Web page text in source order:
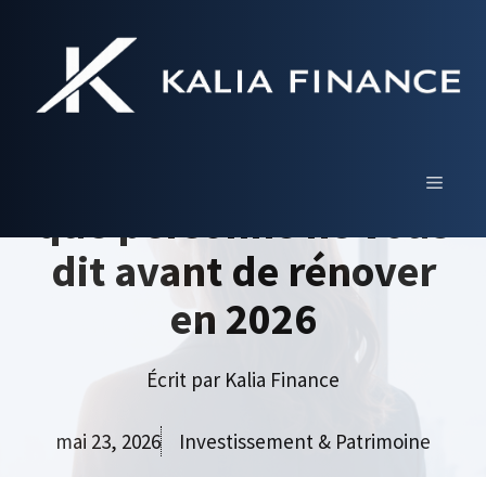
contenu
MENU
hemea : avis complet,
fonctionnement et ce
que personne ne vous
dit avant de rénover
en 2026
Écrit par Kalia Finance
mai 23, 2026 Investissement & Patrimoine